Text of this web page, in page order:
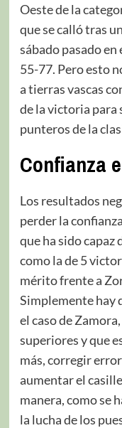
Oeste de la
que se calló tras
sábado pasado
55-77. Pero esto
a tierras vascas
de la victoria para
punteros de la
Confianza
Los resultados
perder la
que ha sido capaz
como la de 5
mérito frente a
Simplemente hay
el caso de
superiores y que
más, corregir
aumentar el
manera, como se
la lucha de los